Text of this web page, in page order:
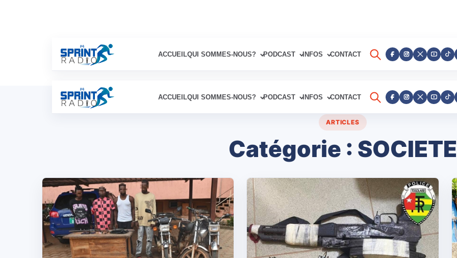
ACCUEILQUI SOMMES-NOUS? PODCAST INFOS CONTACT
ACCUEILQUI SOMMES-NOUS? PODCAST INFOS CONTACT
ARTICLES
Catégorie : SOCIETE